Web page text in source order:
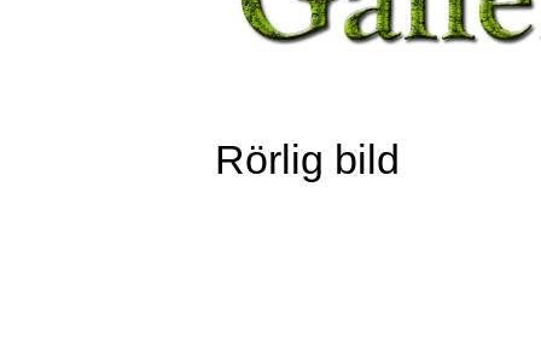
Rörlig bild